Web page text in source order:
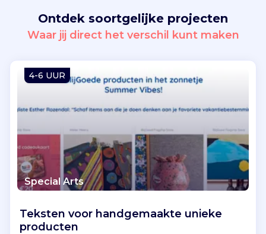
Vind jouw project
Inloggen
Ontdek soortgelijke projecten
Waar jij direct het verschil kunt maken
4-6 UUR
Special Arts
Teksten voor handgemaakte unieke
producten